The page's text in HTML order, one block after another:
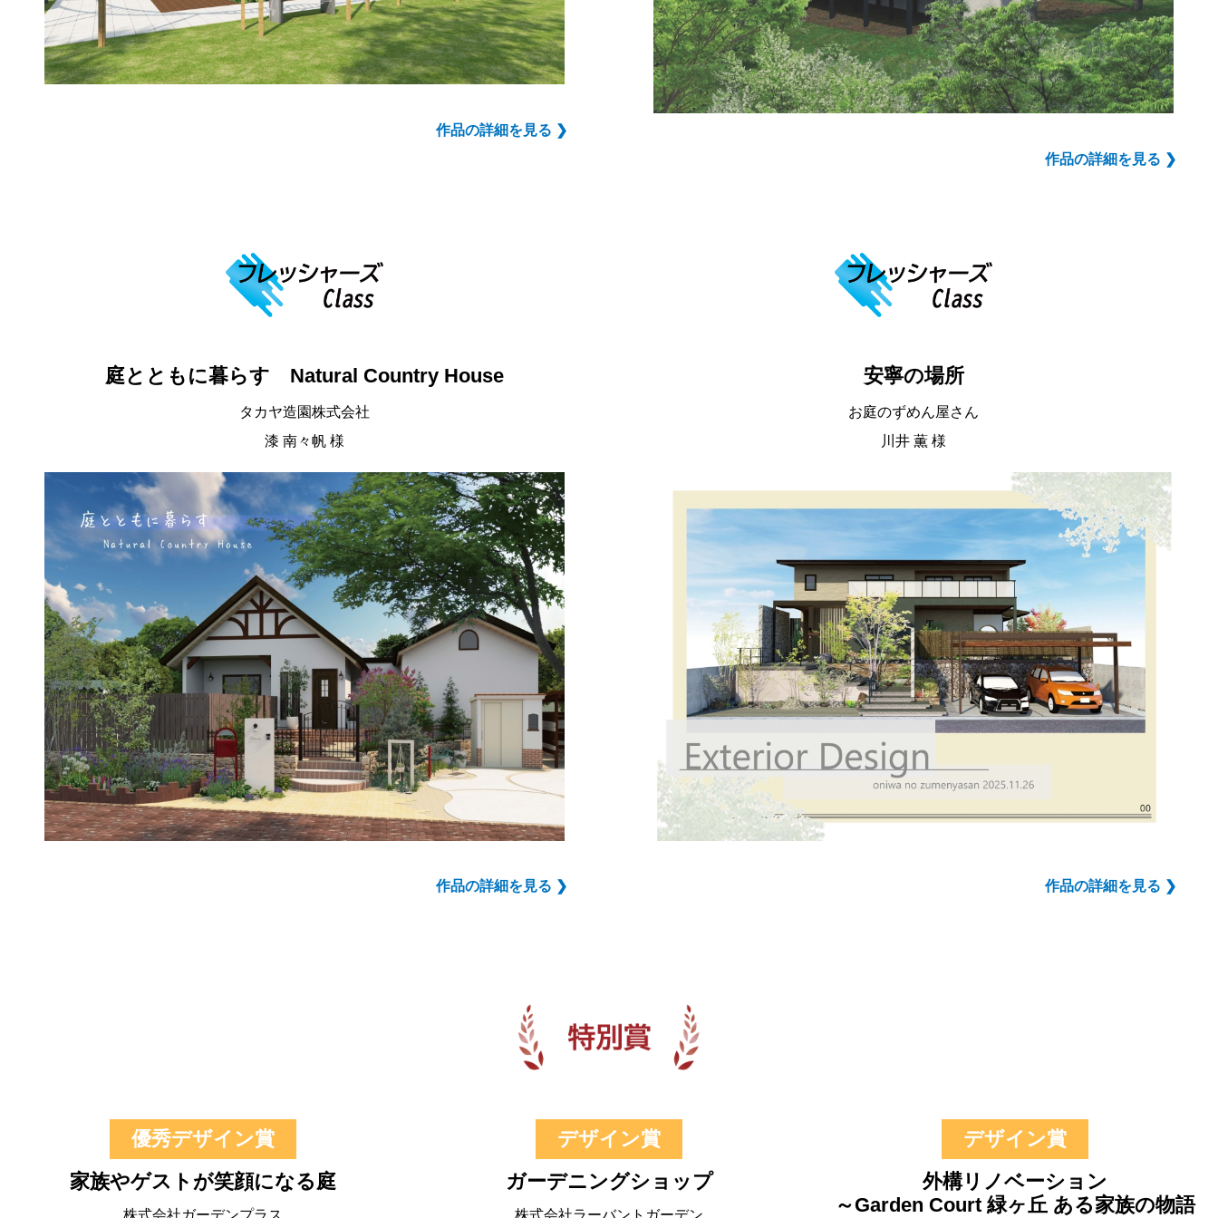
作品の詳細を見る ❯
作品の詳細を見る ❯
庭とともに暮らす Natural Country House
タカヤ造園株式会社
漆 南々帆 様
作品の詳細を見る ❯
安寧の場所
お庭のずめん屋さん
川井 薫 様
作品の詳細を見る ❯
優秀デザイン賞
家族やゲストが笑顔になる庭
株式会社ガーデンプラス
デザイン賞
ガーデニングショップ
株式会社ラーバントガーデン
デザイン賞
外構リノベーション
～Garden Court 緑ヶ丘 ある家族の物語